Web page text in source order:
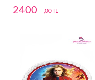
2400 ,00 TL